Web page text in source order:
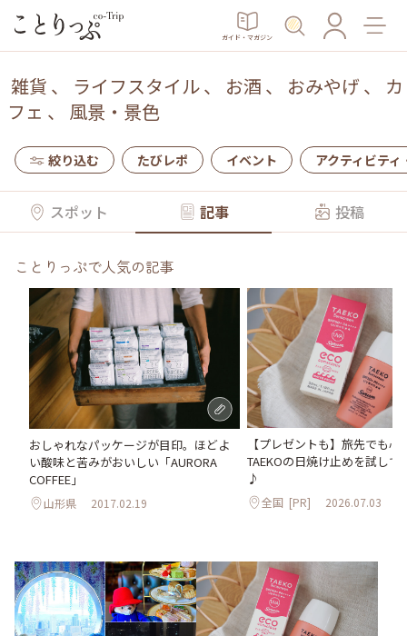
ガイド・マガジン
雑貨 、 ライフスタイル、 お酒 、 おみやげ 、 カ
フェ 、 風景・景色
絞り込む たびレポ イベント アクティビティ
スポット 記事 投稿
ことりっぷで人気の記事
おしゃれなパッケージが目印。ほどよ
い酸味と苦みがおいしい「AURORA
COFFEE」
山形県 2017.02.19
【プレゼントも】旅先でも心
TAEKOの日焼け止めを試して
♪
全国 [PR] 2026.07.03